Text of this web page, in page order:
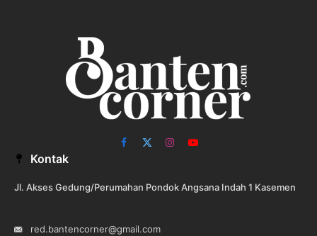
Facebook
X
InstagramYouTube
Kontak
Jl. Akses Gedung/Perumahan Pondok Angsana Indah 1 Kasemen
red.bantencorner@gmail.com